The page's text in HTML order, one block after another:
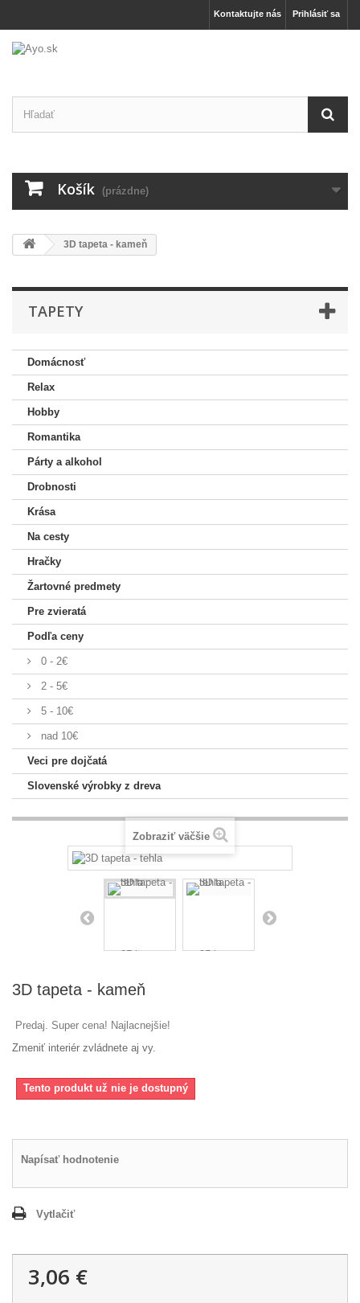
Prihlásiť sa
Kontaktujte nás
Košík (prázdne)
3D tapeta - kameň
TAPETY
Domácnosť
Relax
Hobby
Romantika
Párty a alkohol
Drobnosti
Krása
Na cesty
Hračky
Žartovné predmety
Pre zvieratá
Podľa ceny
0 - 2€
2 - 5€
5 - 10€
nad 10€
Veci pre dojčatá
Slovenské výrobky z dreva
Zobraziť väčšie
3D tapeta - kameň
Predaj. Super cena! Najlacnejšie!
Zmeniť interiér zvládnete aj vy.
Tento produkt už nie je dostupný
Napísať hodnotenie
Vytlačiť
3,06 €